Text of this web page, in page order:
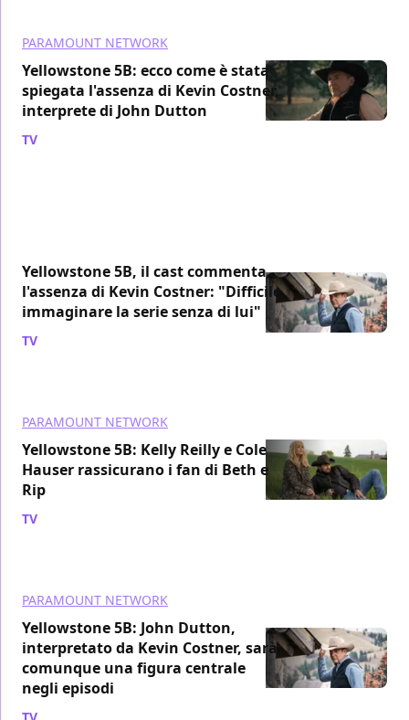
PARAMOUNT NETWORK
Yellowstone 5B: ecco come è stata
spiegata l'assenza di Kevin Costner,
interprete di John Dutton
TV
Yellowstone 5B, il cast commenta
l'assenza di Kevin Costner: "Difficile
immaginare la serie senza di lui"
TV
PARAMOUNT NETWORK
Yellowstone 5B: Kelly Reilly e Cole
Hauser rassicurano i fan di Beth e
Rip
TV
PARAMOUNT NETWORK
Yellowstone 5B: John Dutton,
interpretato da Kevin Costner, sarà
comunque una figura centrale
negli episodi